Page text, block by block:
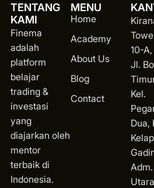
TENTANG
KAMI
Finema
adalah
platform
belajar
trading &
investasi
yang
diajarkan oleh
mentor
terbaik di
Indonesia.
MENU
Home
Academy
About Us
Blog
Contact
10-A,
Jl.
Kel.
Dua,
Ad